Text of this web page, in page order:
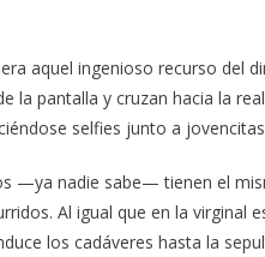
aquel ingenioso recurso del
la pantalla y cruzan hacia la
selfies junto a
—ya nadie sabe— tienen el
Al igual que en la virginal
los cadáveres hasta la